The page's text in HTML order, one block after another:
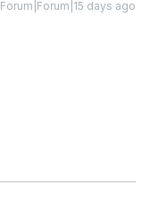
Forum|Forum|15 days ago